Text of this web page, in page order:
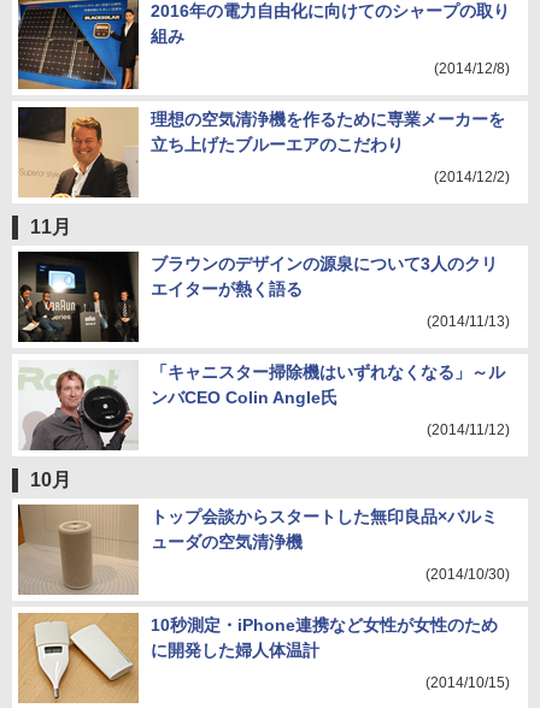
2016年の電力自由化に向けてのシャープの取り
組み
(2014/12/8)
理想の空気清浄機を作るために専業メーカーを
立ち上げたブルーエアのこだわり
(2014/12/2)
11月
ブラウンのデザインの源泉について3人のクリ
エイターが熱く語る
(2014/11/13)
「キャニスター掃除機はいずれなくなる」～ル
ンバCEO Colin Angle氏
(2014/11/12)
10月
トップ会談からスタートした無印良品×バルミ
ューダの空気清浄機
(2014/10/30)
10秒測定・iPhone連携など女性が女性のため
に開発した婦人体温計
(2014/10/15)